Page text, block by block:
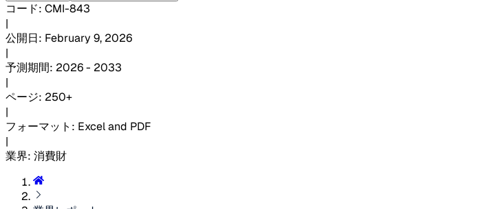
コード: CMI-843
|
公開日: February 9, 2026
|
予測期間: 2026 - 2033
|
ページ: 250+
|
フォーマット : Excel and PDF
|
業界: 消費財